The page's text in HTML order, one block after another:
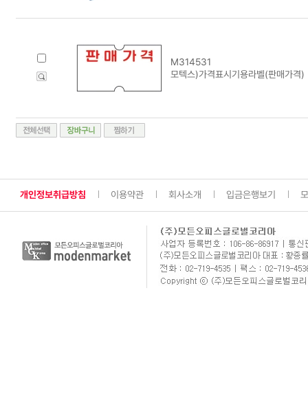
M314531
모텍스)가격표시기용라벨(판매가격)
개인정보취급방침 이용약관 회사소개 입금은행보기